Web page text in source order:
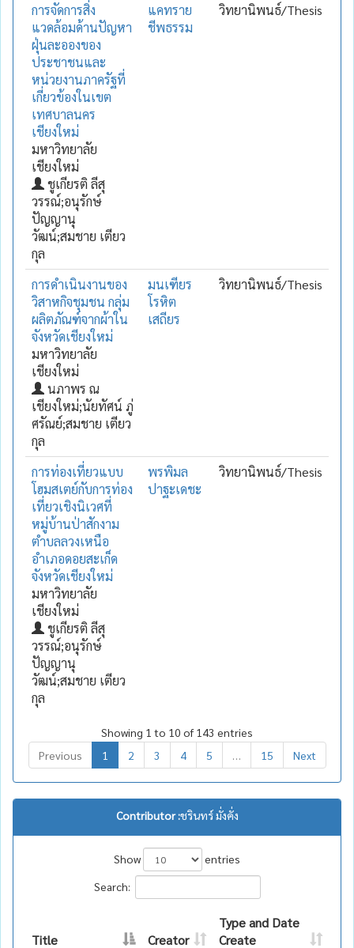
การจัดการสิ่ง
แวดล้อมด้านปัญหา
ฝุ่นละอองของ
ประชาชนและ
หน่วยงานภาครัฐที่
เกี่ยวข้องในเขต
เทศบาลนคร
เชียงใหม่
มหาวิทยาลัย
เชียงใหม่
ชูเกียรติ ลีสุ
วรรณ์;อนุรักษ์
ปัญญานุ
วัฒน์;สมชาย เตียว
กุล
แคทราย
ชีพธรรม
วิทยานิพนธ์/Thesis
การดำเนินงานของ
วิสาหกิจชุมชน กลุ่ม
ผลิตภัณฑ์จากผ้าใน
จังหวัดเชียงใหม่
มหาวิทยาลัย
เชียงใหม่
นภาพร ณ
เชียงใหม่;นัยทัศน์ ภู่
ศรัณย์;สมชาย เตียว
กุล
มนเฑียร
โรหิต
เสถียร
วิทยานิพนธ์/Thesis
การท่องเที่ยวแบบ
โฮมสเตย์กับการท่อง
เที่ยวเชิงนิเวศที่
หมู่บ้านป่าสักงาม
ตำบลลวงเหนือ
อำเภอดอยสะเก็ด
จังหวัดเชียงใหม่
มหาวิทยาลัย
เชียงใหม่
ชูเกียรติ ลีสุ
วรรณ์;อนุรักษ์
ปัญญานุ
วัฒน์;สมชาย เตียว
กุล
พรพิมล
ปาฐะเดชะ
วิทยานิพนธ์/Thesis
Showing 1 to 10 of 143 entries
Previous
1 2 3 4 5 15 Next
Contributor :ชรินทร์ มั่งคั่ง
Show
entries
Search:
Title Creator
Type and Date
Create